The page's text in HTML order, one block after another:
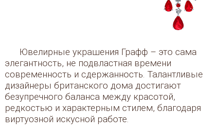
Ювелирные украшения Графф – это сама
элегантность, не подвластная времени
современность и сдержанность. Талантливые
дизайнеры британского дома достигают
безупречного баланса между красотой,
редкостью и характерным стилем, благодаря
виртуозной искусной работе.